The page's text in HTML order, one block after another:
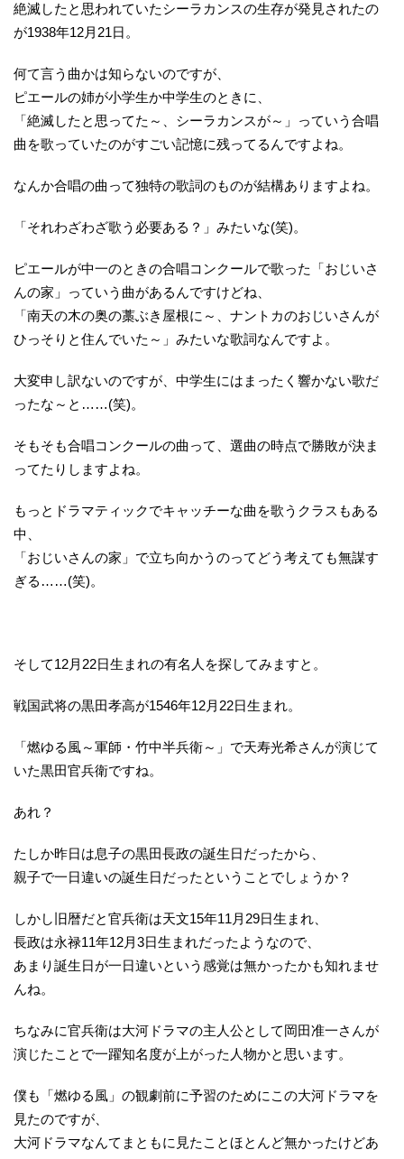
絶滅したと思われていたシーラカンスの生存が発見されたの
が1938年12月21日。
何て言う曲かは知らないのですが、
ピエールの姉が小学生か中学生のときに、
「絶滅したと思ってた～、シーラカンスが～」っていう合唱
曲を歌っていたのがすごい記憶に残ってるんですよね。
なんか合唱の曲って独特の歌詞のものが結構ありますよね。
「それわざわざ歌う必要ある？」みたいな(笑)。
ピエールが中一のときの合唱コンクールで歌った「おじいさ
んの家」っていう曲があるんですけどね、
「南天の木の奥の藁ぶき屋根に～、ナントカのおじいさんが
ひっそりと住んでいた～」みたいな歌詞なんですよ。
大変申し訳ないのですが、中学生にはまったく響かない歌だ
ったな～と……(笑)。
そもそも合唱コンクールの曲って、選曲の時点で勝敗が決ま
ってたりしますよね。
もっとドラマティックでキャッチーな曲を歌うクラスもある
中、
「おじいさんの家」で立ち向かうのってどう考えても無謀す
ぎる……(笑)。
そして12月22日生まれの有名人を探してみますと。
戦国武将の黒田孝高が1546年12月22日生まれ。
「燃ゆる風～軍師・竹中半兵衛～」で天寿光希さんが演じて
いた黒田官兵衛ですね。
あれ？
たしか昨日は息子の黒田長政の誕生日だったから、
親子で一日違いの誕生日だったということでしょうか？
しかし旧暦だと官兵衛は天文15年11月29日生まれ、
長政は永禄11年12月3日生まれだったようなので、
あまり誕生日が一日違いという感覚は無かったかも知れませ
んね。
ちなみに官兵衛は大河ドラマの主人公として岡田准一さんが
演じたことで一躍知名度が上がった人物かと思います。
僕も「燃ゆる風」の観劇前に予習のためにこの大河ドラマを
見たのですが、
大河ドラマなんてまともに見たことほとんど無かったけどあ